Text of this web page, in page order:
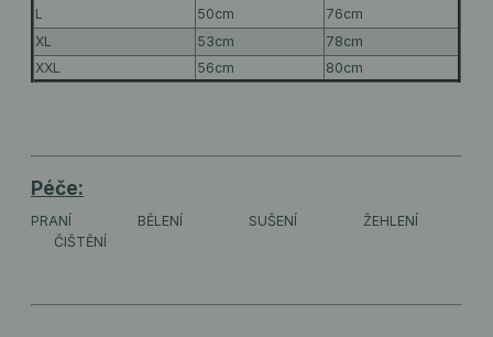
L
50cm
76cm
XL
53cm
78cm
XXL
56cm 80cm
Péče:
PRANÍ BĚLENÍ SUŠENÍ
ŽEHLENÍ
ČIŠTĚNÍ